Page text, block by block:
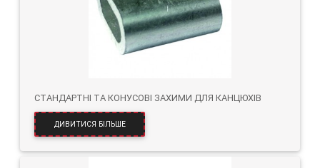
СТАНДАРТНІ ТА КОНУСОВІ ЗАХИМИ ДЛЯ КАНЦЮХІВ
ДИВИТИСЯ БІЛЬШЕ